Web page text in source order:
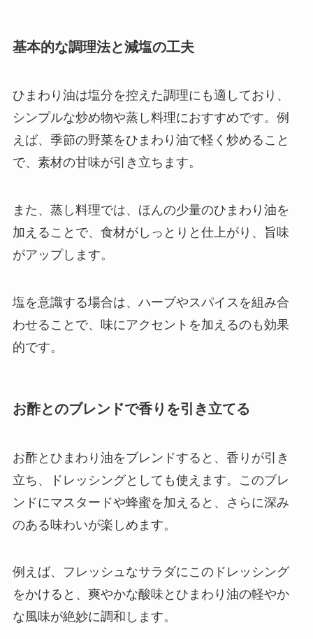
基本的な調理法と減塩の工夫
ひまわり油は塩分を控えた調理にも適しており、
シンプルな炒め物や蒸し料理におすすめです。例
えば、季節の野菜をひまわり油で軽く炒めること
で、素材の甘味が引き立ちます。
また、蒸し料理では、ほんの少量のひまわり油を
加えることで、食材がしっとりと仕上がり、旨味
がアップします。
塩を意識する場合は、ハーブやスパイスを組み合
わせることで、味にアクセントを加えるのも効果
的です。
お酢とのブレンドで香りを引き立てる
お酢とひまわり油をブレンドすると、香りが引き
立ち、ドレッシングとしても使えます。このブレ
ンドにマスタードや蜂蜜を加えると、さらに深み
のある味わいが楽しめます。
例えば、フレッシュなサラダにこのドレッシング
をかけると、爽やかな酸味とひまわり油の軽やか
な風味が絶妙に調和します。